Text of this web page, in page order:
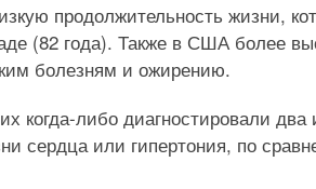
продолжительность жизни,
(82 года). Также в США более
болезням и ожирению.
когда-либо диагностировали два
сердца или гипертония, по